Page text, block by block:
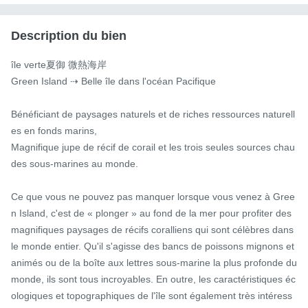
Description du bien
île verte夏御 微熱海岸
Green Island ⇢ Belle île dans l'océan Pacifique
Bénéficiant de paysages naturels et de riches ressources naturell
es en fonds marins,
Magnifique jupe de récif de corail et les trois seules sources chau
des sous-marines au monde.
Ce que vous ne pouvez pas manquer lorsque vous venez à Gree
n Island, c'est de « plonger » au fond de la mer pour profiter des
magnifiques paysages de récifs coralliens qui sont célèbres dans
le monde entier. Qu'il s'agisse des bancs de poissons mignons et
animés ou de la boîte aux lettres sous-marine la plus profonde du
monde, ils sont tous incroyables. En outre, les caractéristiques éc
ologiques et topographiques de l'île sont également très intéress